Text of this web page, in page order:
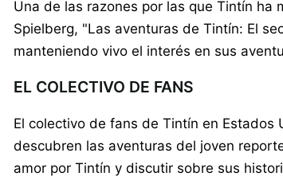
Una de las razones por las que Tintín ha
Spielberg, "Las aventuras de Tintín: El
manteniendo vivo el interés en sus
EL COLECTIVO DE FANS
El colectivo de fans de Tintín en
descubren las aventuras del joven
amor por Tintín y discutir sobre sus